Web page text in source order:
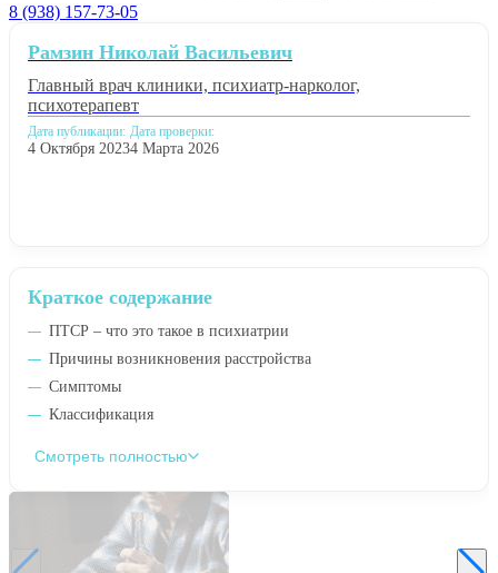
8 (938) 157-73-05
Краткое содержание
ПТСР – что это такое в психиатрии
Причины возникновения расстройства
Симптомы
Классификация
Смотреть полностью
Рамзин Николай Васильевич
Главный врач клиники, психиатр-нарколог,
психотерапевт
Дата публикации:
4 Октября 2023
Дата проверки:
4 Марта 2026